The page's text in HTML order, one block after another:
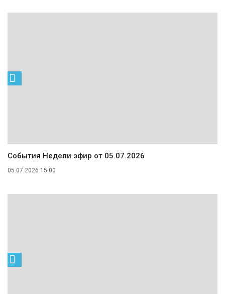
События Недели эфир от 05.07.2026
05.07.2026 15:00